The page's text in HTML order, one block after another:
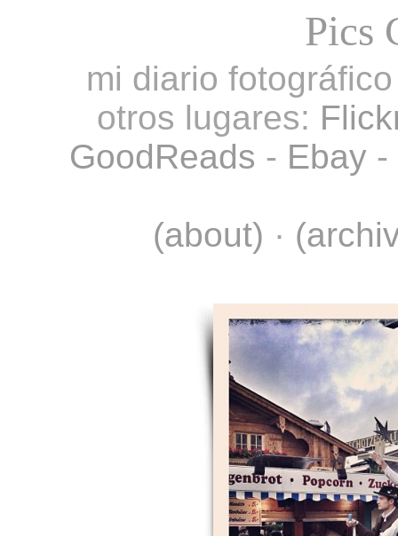
Pics
mi diario
otros lugares:
GoodReads - Ebay -
(about) ·